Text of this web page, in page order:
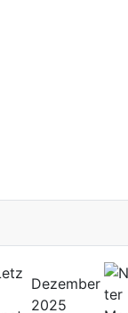
Dezember
2025